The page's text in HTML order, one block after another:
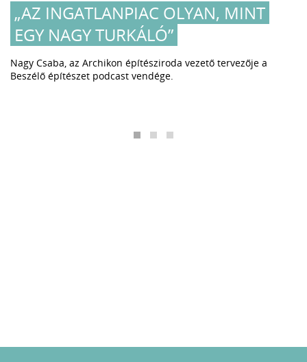
„AZ INGATLANPIAC OLYAN, MINT
EGY NAGY TURKÁLÓ”
Nagy Csaba, az Archikon építésziroda vezető tervezője a
Beszélő építészet podcast vendége.